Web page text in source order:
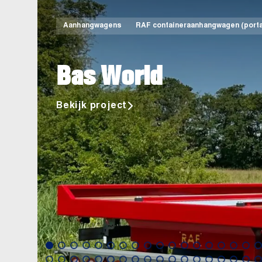
Aanhangwagens RAF containeraanhangwagen
Bas World
Bekijk project